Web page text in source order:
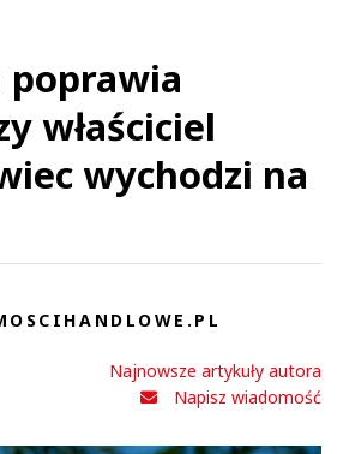
poprawia
właściciel
wychodzi na
Najnowsze artykuły autora
Napisz wiadomość